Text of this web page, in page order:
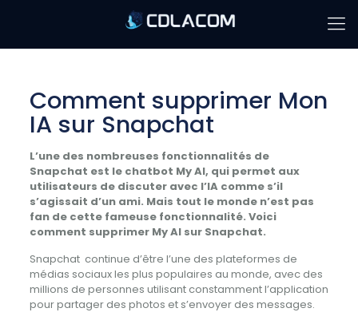
Comment supprimer Mon
IA sur Snapchat
L’une des nombreuses fonctionnalités de
Snapchat est le chatbot My AI, qui permet aux
utilisateurs de discuter avec l’IA comme s’il
s’agissait d’un ami. Mais tout le monde n’est pas
fan de cette fameuse fonctionnalité. Voici
comment supprimer My AI sur Snapchat.
Snapchatcontinue d’être l’une des plateformes de
médias sociaux les plus populaires au monde, avec des
millions de personnes utilisant constamment l’application
pour partager des photos et s’envoyer des messages.